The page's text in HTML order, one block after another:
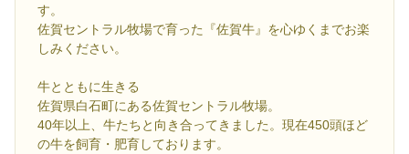
す。
佐賀セントラル牧場で育った『佐賀牛』を心ゆくまでお楽
しみください。
牛とともに生きる
佐賀県白石町にある佐賀セントラル牧場。
40年以上、牛たちと向き合ってきました。現在450頭ほど
の牛を飼育・肥育しております。